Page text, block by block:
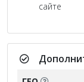
сайте